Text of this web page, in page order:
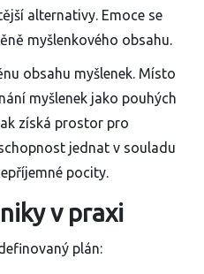
alternativy. Emoce se
myšlenkového obsahu.
obsahu myšlenek. Místo
myšlenek jako pouhých
získá prostor pro
jednat v souladu
pocity.
v praxi
plán: